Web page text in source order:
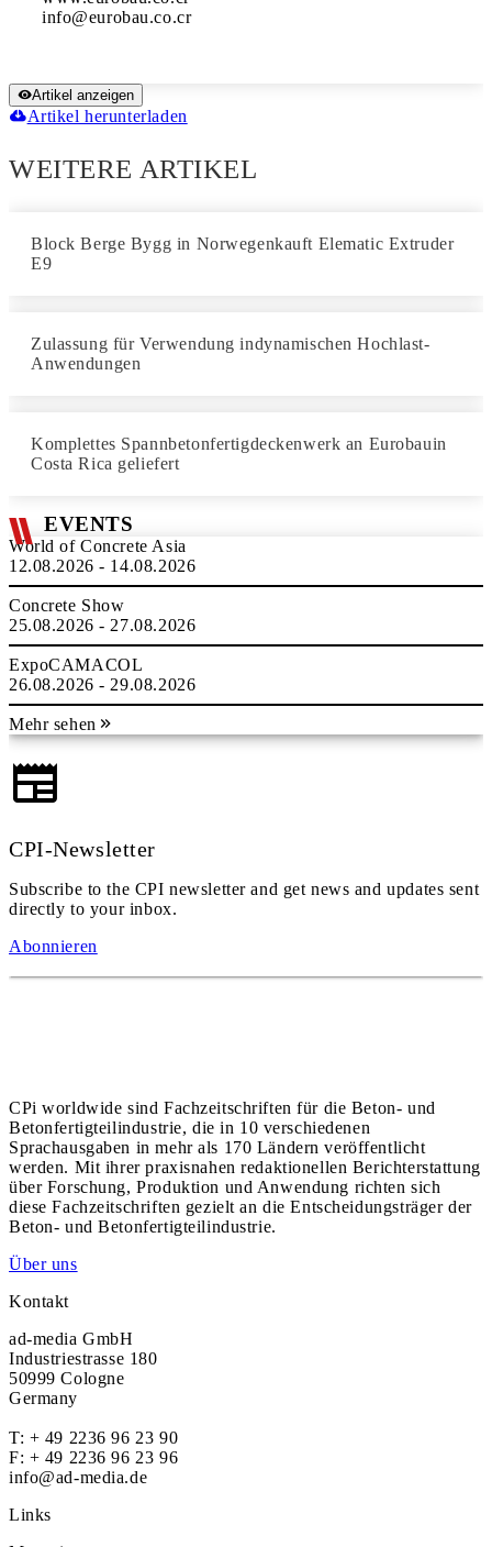
info@eurobau.co.cr
Artikel anzeigen
Artikel herunterladen
WEITERE ARTIKEL
Block Berge Bygg in Norwegenkauft Elematic Extruder
E9
Zulassung für Verwendung indynamischen Hochlast-
Anwendungen
Komplettes Spannbetonfertigdeckenwerk an Eurobauin
Costa Rica geliefert
EVENTS
World of Concrete Asia
12.08.2026 - 14.08.2026
Concrete Show
25.08.2026 - 27.08.2026
ExpoCAMACOL
26.08.2026 - 29.08.2026
Mehr sehen
CPI-Newsletter
Subscribe to the CPI newsletter and get news and updates sent
directly to your inbox.
Abonnieren
CPi worldwide sind Fachzeitschriften für die Beton- und
Betonfertigteilindustrie, die in 10 verschiedenen
Sprachausgaben in mehr als 170 Ländern veröffentlicht
werden. Mit ihrer praxisnahen redaktionellen Berichterstattung
über Forschung, Produktion und Anwendung richten sich
diese Fachzeitschriften gezielt an die Entscheidungsträger der
Beton- und Betonfertigteilindustrie.
Über uns
Kontakt
ad-media GmbH
Industriestrasse 180
50999 Cologne
Germany
T: + 49 2236 96 23 90
F: + 49 2236 96 23 96
info@ad-media.de
Links